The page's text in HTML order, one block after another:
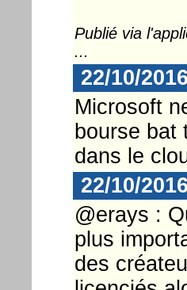
Publié via
...
22/10/
Microsoft
bourse bat
dans le
22/10/
@erays :
plus
des